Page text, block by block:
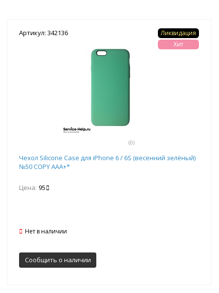
Артикул: 342136
(0)
Ликвидация
Хит
Чехол Silicone Case для iPhone 6 / 6S (весенний зелёный)
№50 COPY AAA+*
Цена: 95
Нет в наличии
Сообщить о наличии